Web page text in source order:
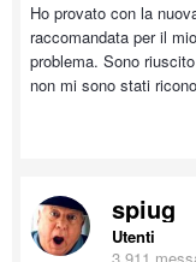
Ho provato con la
raccomandata per il
problema. Sono
non mi sono stati
spiug
Utenti